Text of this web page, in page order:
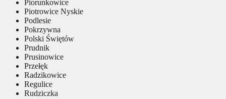
Piorunkowice
Piotrowice Nyskie
Podlesie
Pokrzywna
Polski Świętów
Prudnik
Prusinowice
Przełęk
Radzikowice
Regulice
Rudziczka